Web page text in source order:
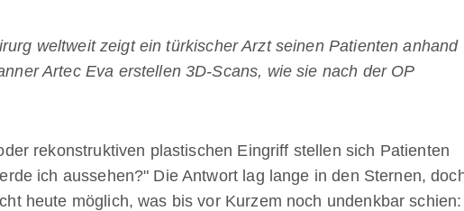
weltweit zeigt ein türkischer Arzt seinen Patienten anhand
Artec Eva erstellen 3D-Scans, wie sie nach der OP
rekonstruktiven plastischen Eingriff stellen sich Patienten
ich aussehen?" Die Antwort lag lange in den Sternen,
heute möglich, was bis vor Kurzem noch undenkbar schien: